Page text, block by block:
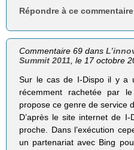
Répondre à ce commentaire
Commentaire 69 dans
Summit 2011, le 17 octobre
Sur le cas de I-Dispo il y a
récemment rachetée par
propose ce genre de service
D’après le site internet de
proche. Dans l’exécution
un partenariat avec Bing